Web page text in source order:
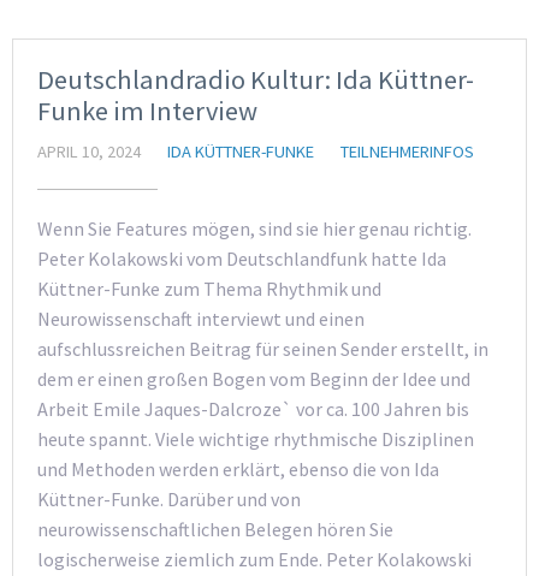
Deutschlandradio Kultur: Ida Küttner-
Funke im Interview
APRIL 10, 2024 IDA KÜTTNER-FUNKE TEILNEHMERINFOS
Wenn Sie Features mögen, sind sie hier genau richtig.
Peter Kolakowski vom Deutschlandfunk hatte Ida
Küttner-Funke zum Thema Rhythmik und
Neurowissenschaft interviewt und einen
aufschlussreichen Beitrag für seinen Sender erstellt, in
dem er einen großen Bogen vom Beginn der Idee und
Arbeit Emile Jaques-Dalcroze` vor ca. 100 Jahren bis
heute spannt. Viele wichtige rhythmische Disziplinen
und Methoden werden erklärt, ebenso die von Ida
Küttner-Funke. Darüber und von
neurowissenschaftlichen Belegen hören Sie
logischerweise ziemlich zum Ende. Peter Kolakowski